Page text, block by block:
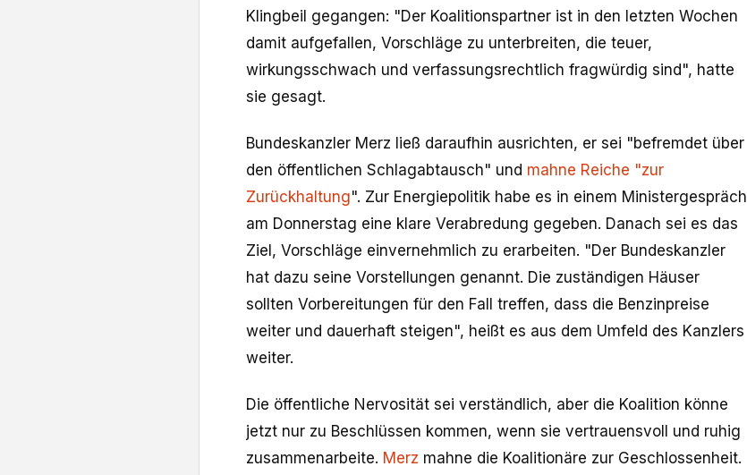
Klingbeil gegangen: "Der Koalitionspartner ist in den letzten Wochen
damit aufgefallen, Vorschläge zu unterbreiten, die teuer,
wirkungsschwach und verfassungsrechtlich fragwürdig sind", hatte
sie gesagt.
Bundeskanzler Merz ließ daraufhin ausrichten, er sei "befremdet über
den öffentlichen Schlagabtausch" und mahne Reiche "zur
Zurückhaltung". Zur Energiepolitik habe es in einem Ministergespräch
am Donnerstag eine klare Verabredung gegeben. Danach sei es das
Ziel, Vorschläge einvernehmlich zu erarbeiten. "Der Bundeskanzler
hat dazu seine Vorstellungen genannt. Die zuständigen Häuser
sollten Vorbereitungen für den Fall treffen, dass die Benzinpreise
weiter und dauerhaft steigen", heißt es aus dem Umfeld des Kanzlers
weiter.
Die öffentliche Nervosität sei verständlich, aber die Koalition könne
jetzt nur zu Beschlüssen kommen, wenn sie vertrauensvoll und ruhig
zusammenarbeite. Merz mahne die Koalitionäre zur Geschlossenheit.